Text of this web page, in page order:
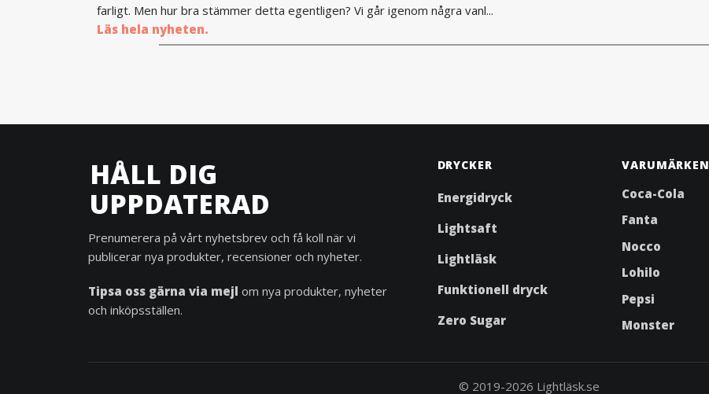
farligt. Men hur bra stämmer detta egentligen? Vi går igenom några vanl...
Läs hela nyheten.
HÅLL DIG
UPPDATERAD
Prenumerera på vårt nyhetsbrev och få koll när vi
publicerar nya produkter, recensioner och nyheter.
Tipsa oss gärna via mejl om nya produkter, nyheter
och inköpsställen.
DRYCKER
Energidryck
Lightsaft
Lightläsk
Funktionell dryck
Zero Sugar
VARUMÄRKEN
Coca-Cola
Fanta
Nocco
Lohilo
Pepsi
Monster
© 2019-2026 Lightläsk.se